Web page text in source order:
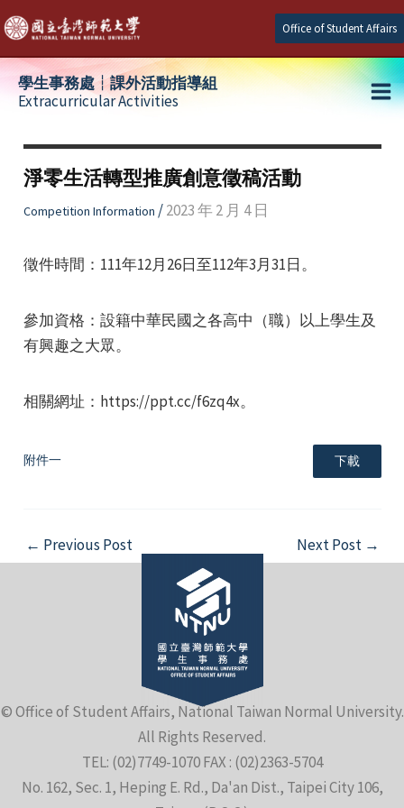
Skip
to
content
Office of Student Affairs
學生事務處┆課外活動指導組
Extracurricular Activities
淨零生活轉型推廣創意徵稿活動
Competition Information /2023 年 2 月 4 日
徵件時間：111年12月26日至112年3月31日。
參加資格：設籍中華民國之各高中（職）以上學生及
有興趣之大眾。
相關網址：https://ppt.cc/f6zq4x。
附件一 下載
Post
navigation
← Previous Post Next Post →
© Office of Student Affairs, National Taiwan Normal University.
All Rights Reserved.
TEL: (02)7749-1070 FAX : (02)2363-5704
No. 162, Sec. 1, Heping E. Rd., Da'an Dist., Taipei City 106,